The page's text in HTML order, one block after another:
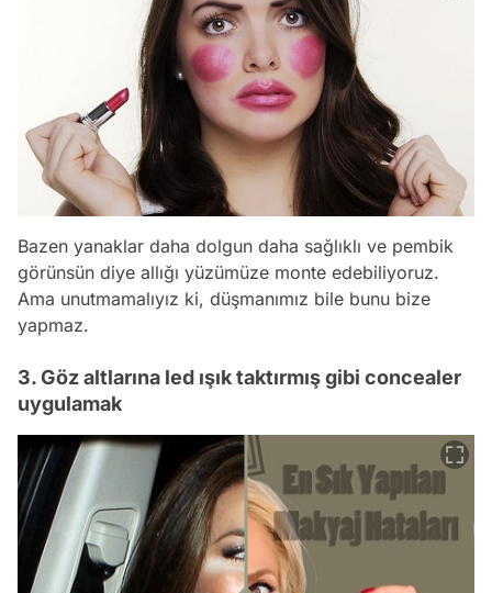
Bazen yanaklar daha dolgun daha sağlıklı ve pembik
görünsün diye allığı yüzümüze monte edebiliyoruz.
Ama unutmamalıyız ki, düşmanımız bile bunu bize
yapmaz.
3. Göz altlarına led ışık taktırmış gibi concealer
uygulamak